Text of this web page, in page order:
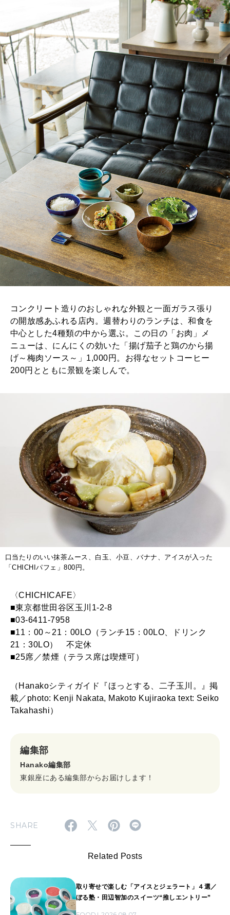
コンクリート造りのおしゃれな外観と一面ガラス張り
の開放感あふれる店内。週替わりのランチは、和食を
中心とした4種類の中から選ぶ。この日の「お肉」メ
ニューは、にんにくの効いた「揚げ茄子と鶏のから揚
げ～梅肉ソース～」1,000円。お得なセットコーヒー
200円とともに景観を楽しんで。
口当たりのいい抹茶ムース、白玉、小豆、バナナ、アイスが入った
「CHICHIパフェ」800円。
〈CHICHICAFE〉
■東京都世田谷区玉川1-2-8
■03-6411-7958
■11：00～21：00LO（ランチ15：00LO、ドリンク
21：30LO） 不定休
■25席／禁煙（テラス席は喫煙可）
（Hanakoシティガイド『ほっとする、二子玉川。』掲
載／photo: Kenji Nakata, Makoto Kujiraoka text: Seiko
Takahashi）
編集部
Hanako編集部
東銀座にある編集部からお届けします！
SHARE
Related Posts
取り寄せで楽しむ「アイスとジェラート」４選／
ぼる塾・田辺智加のスイーツ“推しエントリー”